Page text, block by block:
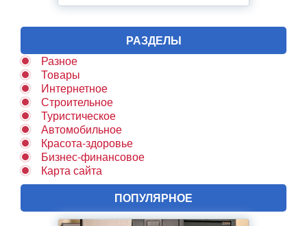
РАЗДЕЛЫ
Разное
Товары
Интернетное
Строительное
Туристическое
Автомобильное
Красота-здоровье
Бизнес-финансовое
Карта сайта
ПОПУЛЯРНОЕ